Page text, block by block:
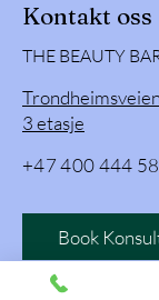
Kontakt oss
THE BEAUTY
3 etasje
+47 400 444 58
Book